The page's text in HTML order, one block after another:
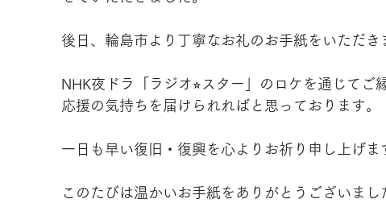
後日、輪島市より丁寧なお礼のお手紙をいただき
NHK夜ドラ「ラジオ⭐︎スター」のロケを通じて
応援の気持ちを届けられればと思っております。
一日も早い復旧・復興を心よりお祈り申し上げま
このたびは温かいお手紙をありがとうございまし